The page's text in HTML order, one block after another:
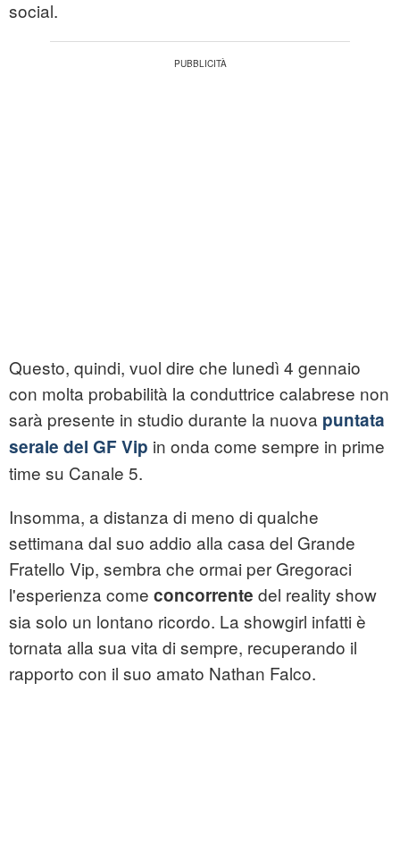
social.
Questo, quindi, vuol dire che lunedì 4 gennaio
con molta probabilità la conduttrice calabrese non
sarà presente in studio durante la nuova puntata
serale del GF Vip in onda come sempre in prime
time su Canale 5.
Insomma, a distanza di meno di qualche
settimana dal suo addio alla casa del Grande
Fratello Vip, sembra che ormai per Gregoraci
l'esperienza come concorrente del reality show
sia solo un lontano ricordo. La showgirl infatti è
tornata alla sua vita di sempre, recuperando il
rapporto con il suo amato Nathan Falco.